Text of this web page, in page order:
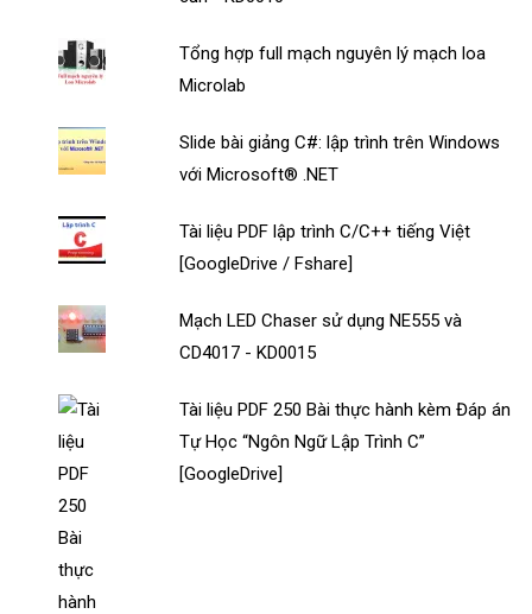
Tổng hợp full mạch nguyên lý mạch loa
Microlab
Slide bài giảng C#: lập trình trên Windows
với Microsoft® .NET
Tài liệu PDF lập trình C/C++ tiếng Việt
[GoogleDrive / Fshare]
Mạch LED Chaser sử dụng NE555 và
CD4017 - KD0015
Tài liệu PDF 250 Bài thực hành kèm Đáp án
Tự Học “Ngôn Ngữ Lập Trình C”
[GoogleDrive]